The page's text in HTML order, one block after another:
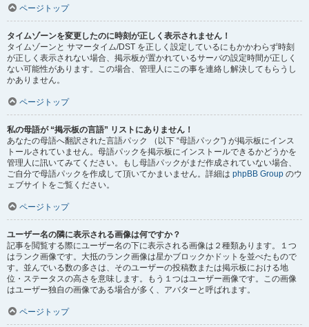
ページトップ
タイムゾーンを変更したのに時刻が正しく表示されません！
タイムゾーンと サマータイム/DST を正しく設定しているにもかかわらず時刻
が正しく表示されない場合、掲示板が置かれているサーバの設定時間が正しく
ない可能性があります。この場合、管理人にこの事を連絡し解決してもらうし
かありません。
ページトップ
私の母語が “掲示板の言語” リストにありません！
あなたの母語へ翻訳された言語パック （以下 “母語パック”) が掲示板にインス
トールされていません。母語パックを掲示板にインストールできるかどうかを
管理人に訊いてみてください。もし母語パックがまだ作成されていない場合、
ご自分で母語パックを作成して頂いてかまいません。詳細は phpBB Group のウ
ェブサイトをご覧ください。
ページトップ
ユーザー名の隣に表示される画像は何ですか？
記事を閲覧する際にユーザー名の下に表示される画像は２種類あります。１つ
はランク画像です。大抵のランク画像は星かブロックかドットを並べたもので
す。並んでいる数の多さは、そのユーザーの投稿数または掲示板における地
位・ステータスの高さを意味します。もう１つはユーザー画像です。この画像
はユーザー独自の画像である場合が多く、アバターと呼ばれます。
ページトップ